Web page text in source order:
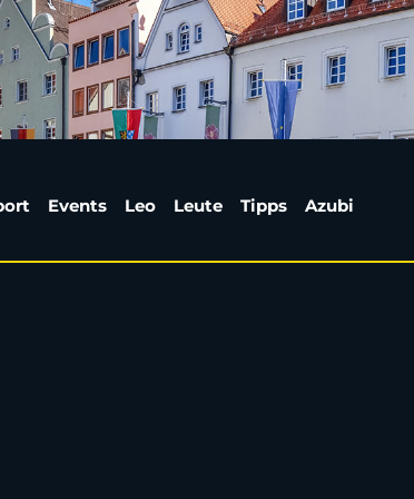
im
Events Leo Leute Tipps Azubi